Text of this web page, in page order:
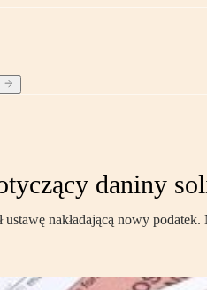
daniny
nakładającą nowy